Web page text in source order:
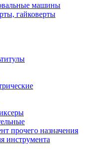
машины
гайковерты
прочего назначения
инструмента